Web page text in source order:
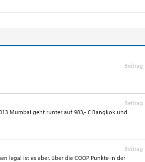
Beitrag
Beitrag
Mumbai geht runter auf 983,- € Bangkok und
Beitrag
legal ist es aber, über die COOP Punkte in der